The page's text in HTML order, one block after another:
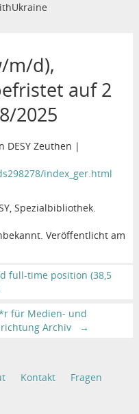
m/d),
auf 2
2025
DESY Zeuthen |
index_ger.html
Spezialbibliothek.
Veröffentlicht am
full-time position (38,5
für Medien- und
Archiv
→
Kontakt Fragen